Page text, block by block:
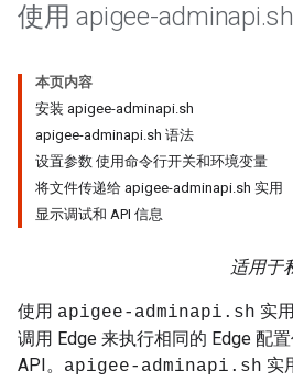
使用 apigee-adminapi.
本页内容
安装 apigee-adminapi.sh
apigee-adminapi.sh 语法
设置参数 使用命令行开关和环境变量
将文件传递给 apigee-adminapi.sh 实用
显示调试和 API 信息
适用于
使用 apigee-adminapi.sh 实
调用 Edge 来执行相同的 Edge 配
API。 apigee-adminapi.sh 实